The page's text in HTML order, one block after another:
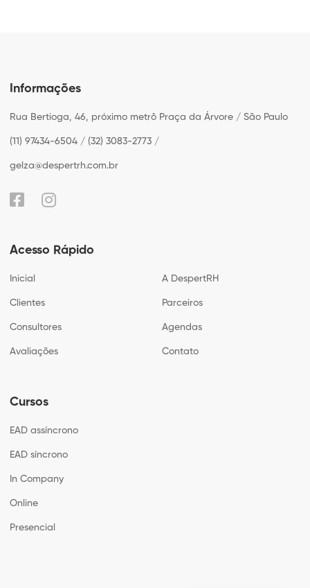
Informações
Rua Bertioga, 46, próximo metrô Praça da Árvore / São Paulo
(11) 97434-6504 / (32) 3083-2773 /
gelza@despertrh.com.br
Acesso Rápido
Inicial A DespertRH
Clientes Parceiros
Consultores Agendas
Avaliações Contato
Cursos
EAD assíncrono
EAD síncrono
In Company
Online
Presencial